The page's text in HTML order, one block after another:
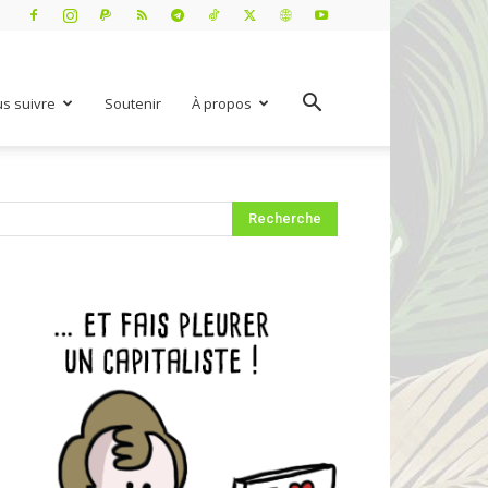
suivre Soutenir À propos